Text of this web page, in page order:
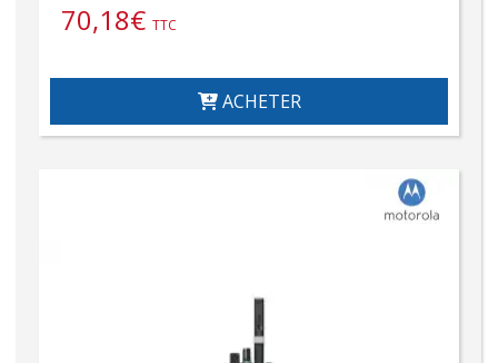
70,18€ TTC
ACHETER